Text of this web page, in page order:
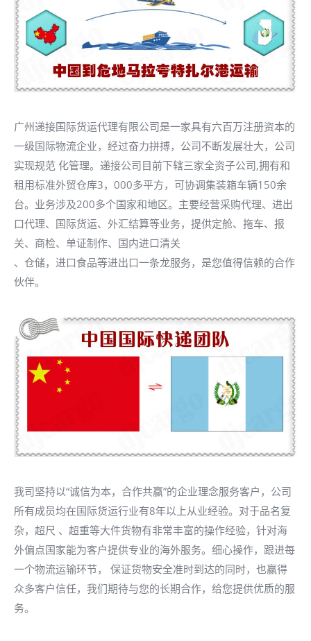
广州递接国际货运代理有限公司是一家具有六百万注册资本的
一级国际物流企业，经过奋力拼搏，公司不断发展壮大，公司
实现规范 化管理。递接公司目前下辖三家全资子公司,拥有和
租用标准外贸仓库3，000多平方，可协调集装箱车辆150余
台。业务涉及200多个国家和地区。主要经营采购代理、进出
口代理、国际货运、外汇结算等业务，提供定舱、拖车、报
关、商检、单证制作、国内进口清关
、仓储，进口食品等进出口一条龙服务，是您值得信赖的合作
伙伴。
我司坚持以“诚信为本，合作共赢”的企业理念服务客户，公司
所有成员均在国际货运行业有8年以上从业经验。对于品名复
杂，超尺 、超重等大件货物有非常丰富的操作经验，针对海
外偏点国家能为客户提供专业的海外服务。细心操作，跟进每
一个物流运输环节， 保证货物安全准时到达的同时，也赢得
众多客户信任，我们期待与您的长期合作，给您提供优质的服
务。